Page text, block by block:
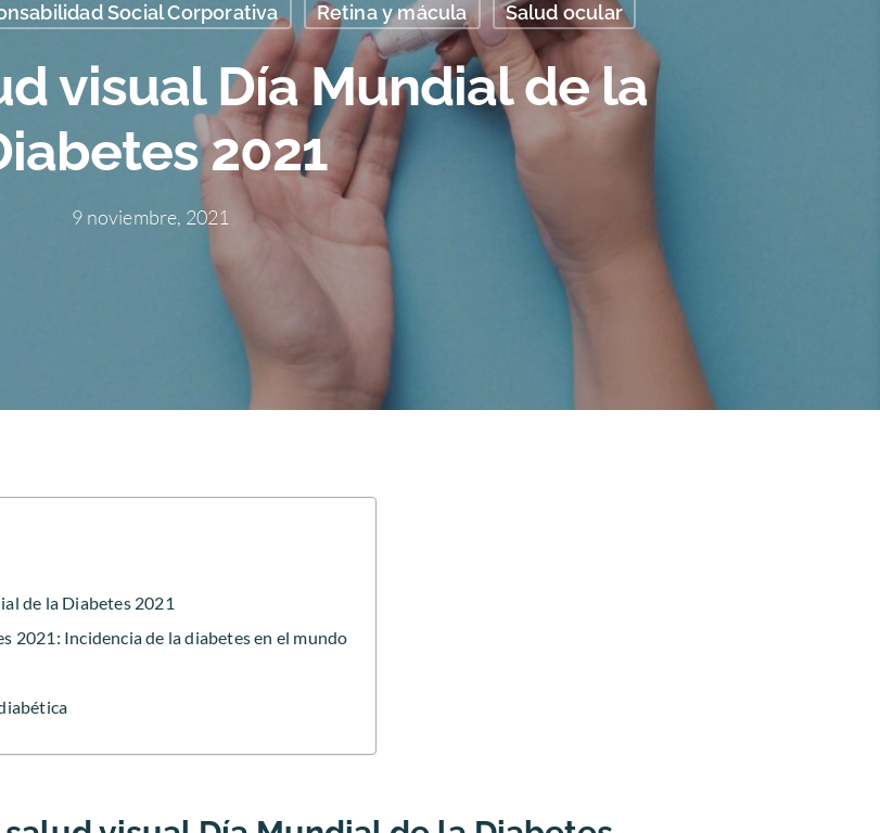
Social Corporativa Retina y mácula Salud ocular
visual Día Mundial de la
2021
9 noviembre, 2021
de la Diabetes 2021
2021: Incidencia de la diabetes en el mundo